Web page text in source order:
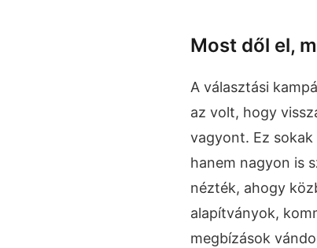
Most dől el,
A választási
az volt, hogy
vagyont. Ez
hanem nagyon is
nézték, ahogy
alapítványok,
megbízások